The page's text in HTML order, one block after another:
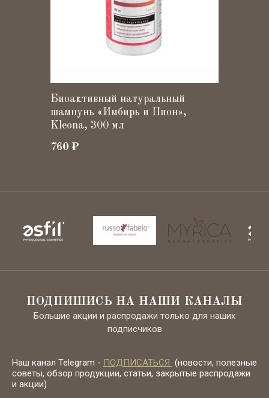
Биоактивный натуральный
шампунь «Имбирь и Пион»,
Kleona, 300 мл
760 ₽
ПОДПИШИСЬ НА НАШИ КАНАЛЫ
Большие акции и распродажи только для наших
подписчиков
Наш канал Telegram - ПОДПИСАТЬСЯ (новости, полезные
советы, обзор продукции, статьи, закрытые распродажи
и акции)